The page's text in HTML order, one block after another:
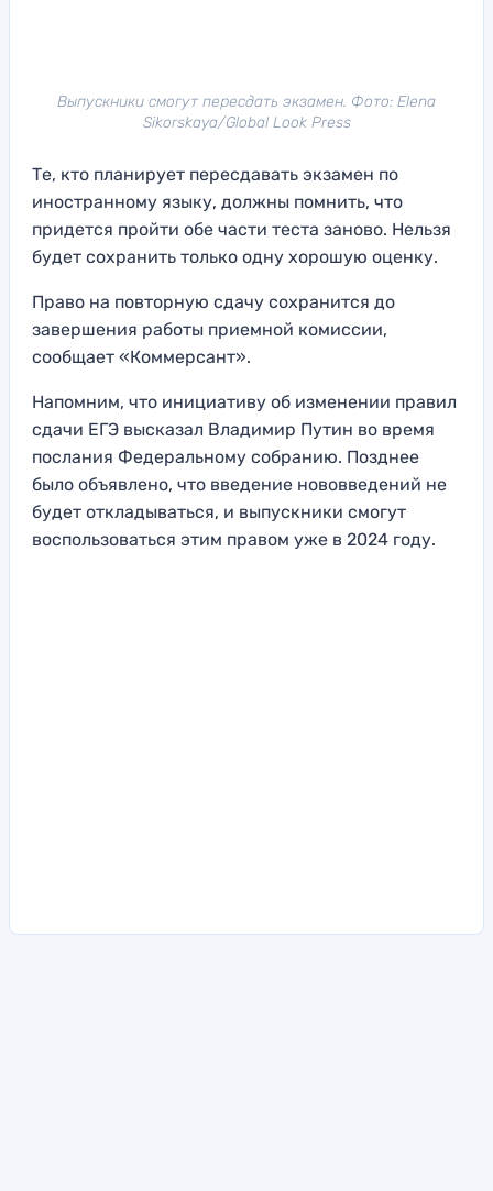
Выпускники смогут пересдать экзамен. Фото: Elena
Sikorskaya/Global Look Press
Те, кто планирует пересдавать экзамен по
иностранному языку, должны помнить, что
придется пройти обе части теста заново. Нельзя
будет сохранить только одну хорошую оценку.
Право на повторную сдачу сохранится до
завершения работы приемной комиссии,
сообщает «Коммерсант».
Напомним, что инициативу об изменении правил
сдачи ЕГЭ высказал Владимир Путин во время
послания Федеральному собранию. Позднее
было объявлено, что введение нововведений не
будет откладываться, и выпускники смогут
воспользоваться этим правом уже в 2024 году.